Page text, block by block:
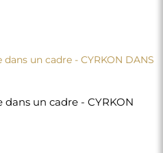
un cadre - CYRKON